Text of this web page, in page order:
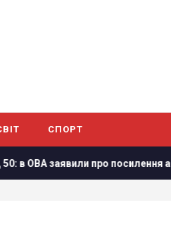
СПОРТ
про посилення авіаударів по